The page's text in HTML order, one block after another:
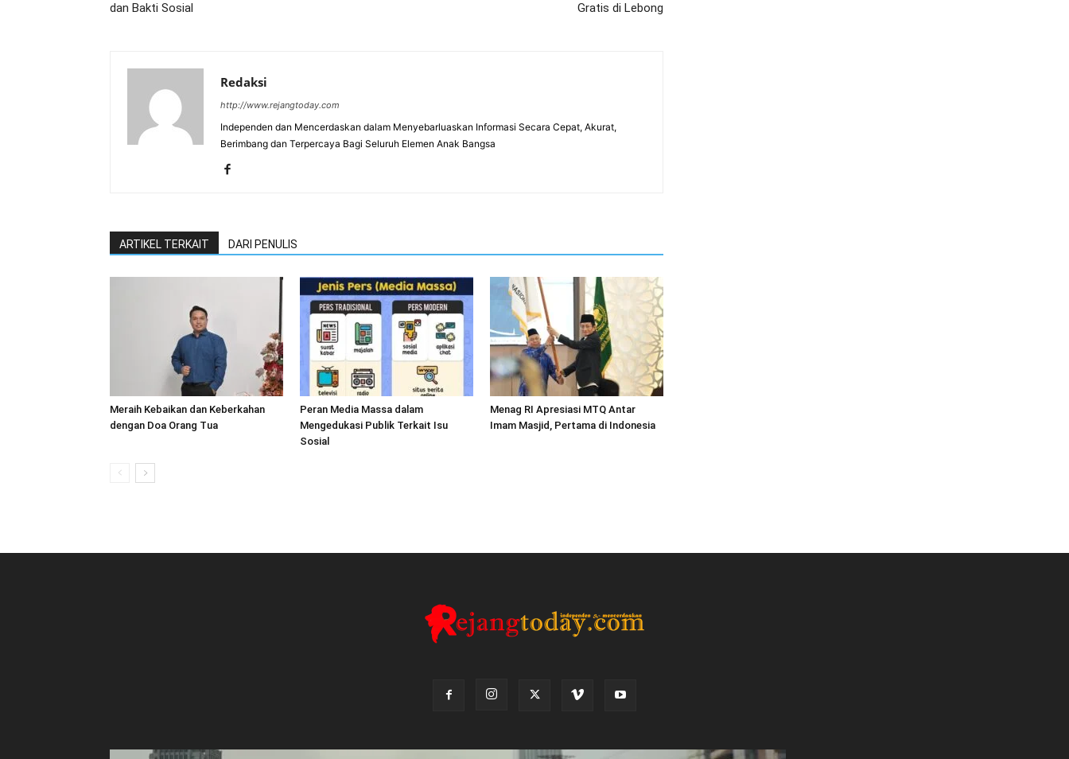
dan Bakti Sosial
Gratis di Lebong
Redaksi
http://www.rejangtoday.com
Independen dan Mencerdaskan dalam Menyebarluaskan Informasi Secara Cepat, Akurat,
Berimbang dan Terpercaya Bagi Seluruh Elemen Anak Bangsa
ARTIKEL TERKAIT DARI PENULIS
Meraih Kebaikan dan Keberkahan
dengan Doa Orang Tua
Peran Media Massa dalam
Mengedukasi Publik Terkait Isu
Sosial
Menag RI Apresiasi MTQ Antar
Imam Masjid, Pertama di Indonesia